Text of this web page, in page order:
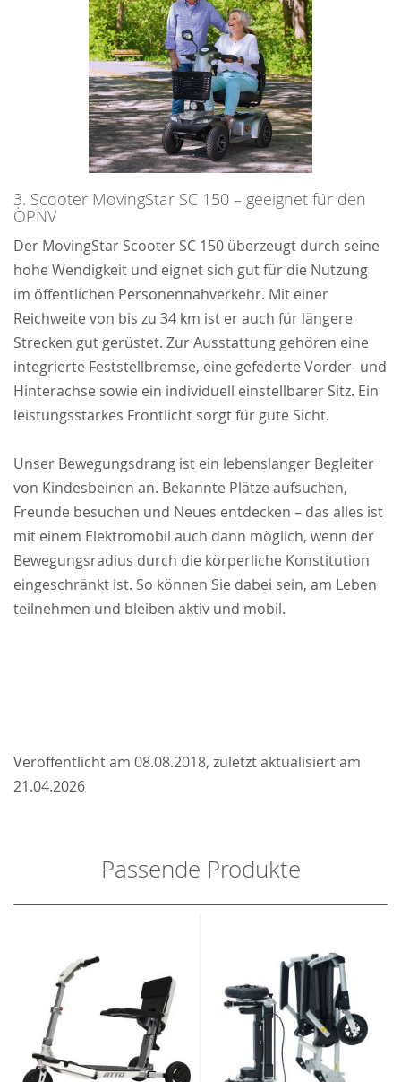
3. Scooter MovingStar SC 150 – geeignet für den
ÖPNV
Der MovingStar Scooter SC 150 überzeugt durch seine
hohe Wendigkeit und eignet sich gut für die Nutzung
im öffentlichen Personennahverkehr. Mit einer
Reichweite von bis zu 34 km ist er auch für längere
Strecken gut gerüstet. Zur Ausstattung gehören eine
integrierte Feststellbremse, eine gefederte Vorder- und
Hinterachse sowie ein individuell einstellbarer Sitz. Ein
leistungsstarkes Frontlicht sorgt für gute Sicht.
Unser Bewegungsdrang ist ein lebenslanger Begleiter
von Kindesbeinen an. Bekannte Plätze aufsuchen,
Freunde besuchen und Neues entdecken – das alles ist
mit einem Elektromobil auch dann möglich, wenn der
Bewegungsradius durch die körperliche Konstitution
eingeschränkt ist. So können Sie dabei sein, am Leben
teilnehmen und bleiben aktiv und mobil.
Veröffentlicht am 08.08.2018, zuletzt aktualisiert am
21.04.2026
Passende Produkte